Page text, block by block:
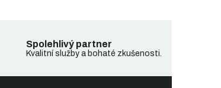
Spolehlivý partner
Kvalitní služby a bohaté zkušenosti.